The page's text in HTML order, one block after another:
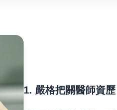
1. 嚴格把關醫師資歷